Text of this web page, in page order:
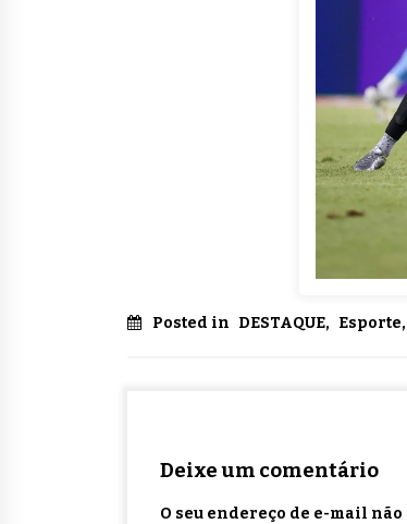
Posted in DESTAQUE, Esporte,
Deixe um comentário
O seu endereço de e-mail